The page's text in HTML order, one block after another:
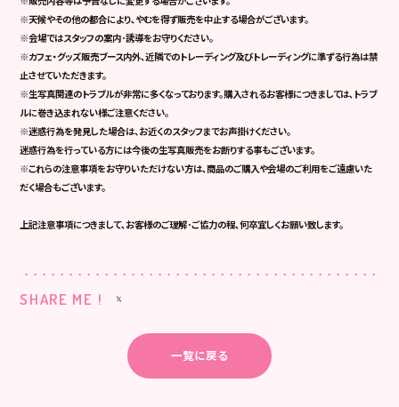
※天候やその他の都合により､やむを得ず販売を中止する場合がございます。
※会場ではスタッフの案内･誘導をお守りください。
※カフェ・グッズ販売ブース内外､近隣でのトレーディング及びトレーディングに準ずる行為は禁
止させていただきます。
※生写真関連のトラブルが非常に多くなっております。購入されるお客様につきましては､トラブ
ルに巻き込まれない様ご注意ください。
※迷惑行為を発見した場合は、お近くのスタッフまでお声掛けください。
迷惑行為を行っている方には今後の生写真販売をお断りする事もございます。
※これらの注意事項をお守りいただけない方は､商品のご購入や会場のご利用をご遠慮いた
だく場合もございます。
上記注意事項につきまして､お客様のご理解･ご協力の程､何卒宜しくお願い致します。
SHARE ME !
一覧に戻る